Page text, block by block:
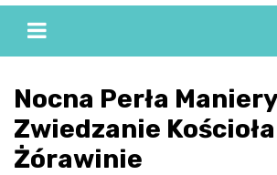
Nocna Perła
Zwiedzanie
Żórawinie